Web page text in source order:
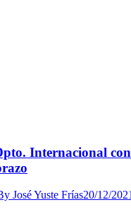
Internacional
José Yuste Frías20/12/2021